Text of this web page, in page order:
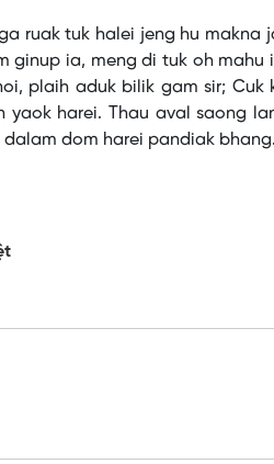
ruak tuk halei jeng hu makna
ginup ia, meng di tuk oh
plaih aduk bilik gam sir;
yaok harei. Thau aval saong
dalam dom harei pandiak